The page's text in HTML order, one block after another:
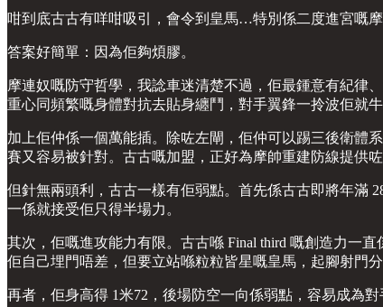
咁到底古古有咩咁吸引，會令到皇馬…特別係二度進宮嘅
答案好簡單：因為佢夠煩膠。
摩連奴嘅防守哲學，我諗車迷清楚不過，佢最鍾意有紀律
重心同頻繁嘅身體對抗去貼身纏鬥，對手翼鋒一拎波佢就
加上佢仲係一個萬能插。除咗左閘，佢仲可以踢三後衛體
賽又容易被針對。古古嘅加盟，正好為摩帥重建防線提供
但針無兩頭利，古古一樣有佢弱點。首先係古古即將年滿
一係就接受佢只得半場力。
其次，佢嘅進攻能力有限。古古喺 Final third 嘅創造力一
佢自己埋門唔差，但要立站喺粒粒皆星嘅皇馬，起腳射門
再者，佢身高得 1米72，後場防空一向係弱點，容易成為